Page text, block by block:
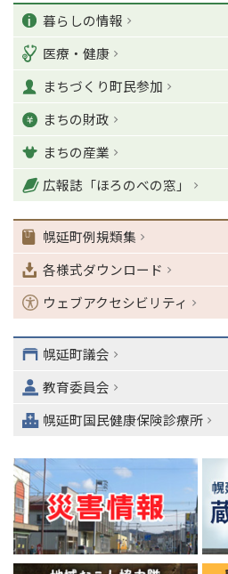
カ
テ
ゴ
リ
ー
暮らしの情報
医療・健康
まちづくり町民参加
まちの財政
まちの産業
広報誌「ほろのべの窓」
幌延町例規類集
各様式ダウンロード
ウェブアクセシビリティ
幌延町議会
教育委員会
幌延町国民健康保険診療所